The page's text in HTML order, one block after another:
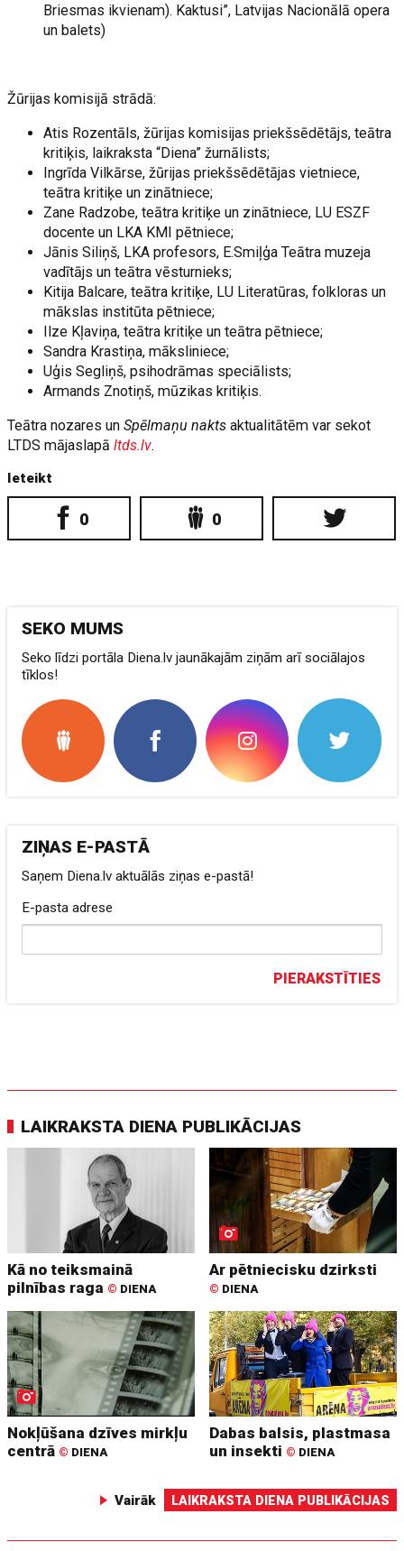
Briesmas ikvienam). Kaktusi”, Latvijas Nacionālā opera
un balets)
Žūrijas komisijā strādā:
Atis Rozentāls, žūrijas komisijas priekšsēdētājs, teātra
kritiķis, laikraksta “Diena” žurnālists;
Ingrīda Vilkārse, žūrijas priekšsēdētājas vietniece,
teātra kritiķe un zinātniece;
Zane Radzobe, teātra kritiķe un zinātniece, LU ESZF
docente un LKA KMI pētniece;
Jānis Siliņš, LKA profesors, E.Smiļģa Teātra muzeja
vadītājs un teātra vēsturnieks;
Kitija Balcare, teātra kritiķe, LU Literatūras, folkloras un
mākslas institūta pētniece;
Ilze Kļaviņa, teātra kritiķe un teātra pētniece;
Sandra Krastiņa, māksliniece;
Uģis Segliņš, psihodrāmas speciālists;
Armands Znotiņš, mūzikas kritiķis.
Teātra nozares unSpēlmaņu nakts aktualitātēm var sekot
LTDS mājaslapā ltds.lv.
Ieteikt
0 0
SEKO MUMS
Seko līdzi portāla Diena.lv jaunākajām ziņām arī sociālajos
tīklos!
ZIŅAS E-PASTĀ
Saņem Diena.lv aktuālās ziņas e-pastā!
E-pasta adrese
PIERAKSTĪTIES
LAIKRAKSTA DIENA PUBLIKĀCIJAS
Kā no teiksmainā
pilnības raga © DIENA
Ar pētniecisku dzirksti
© DIENA
Nokļūšana dzīves mirkļu
centrā © DIENA
Dabas balsis, plastmasa
un insekti © DIENA
Vairāk LAIKRAKSTA DIENA PUBLIKĀCIJAS